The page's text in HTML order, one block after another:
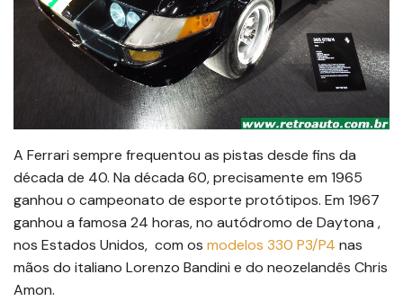
A Ferrari sempre frequentou as pistas desde fins da
década de 40. Na década 60, precisamente em 1965
ganhou o campeonato de esporte protótipos. Em 1967
ganhou a famosa 24 horas, no autódromo de Daytona ,
nos Estados Unidos, com os modelos 330 P3/P4 nas
mãos do italiano Lorenzo Bandini e do neozelandês Chris
Amon.